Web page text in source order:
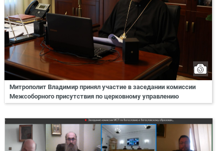
Митрополит Владимир принял участие в заседании комиссии
Межсоборного присутствия по церковному управлению